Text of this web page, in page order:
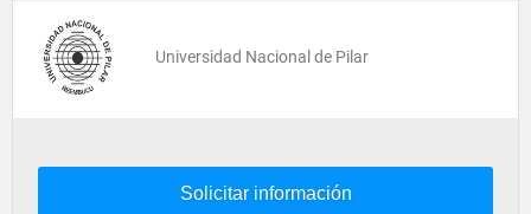
Universidad Nacional de Pilar
Solicitar información